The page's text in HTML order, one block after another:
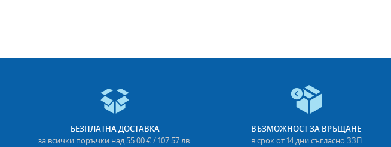
БЕЗПЛАТНА ДОСТАВКА
за всички поръчки над 55.00 € / 107.57 лв.
ВЪЗМОЖНОСТ ЗА ВРЪЩАНЕ
в срок от 14 дни съгласно ЗЗП